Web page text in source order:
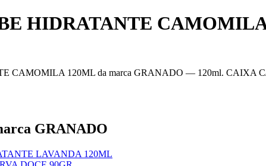
HIDRATANTE
120ML da marca GRANADO — 120ml. CAIXA C/
GRANADO
LAVANDA 120ML